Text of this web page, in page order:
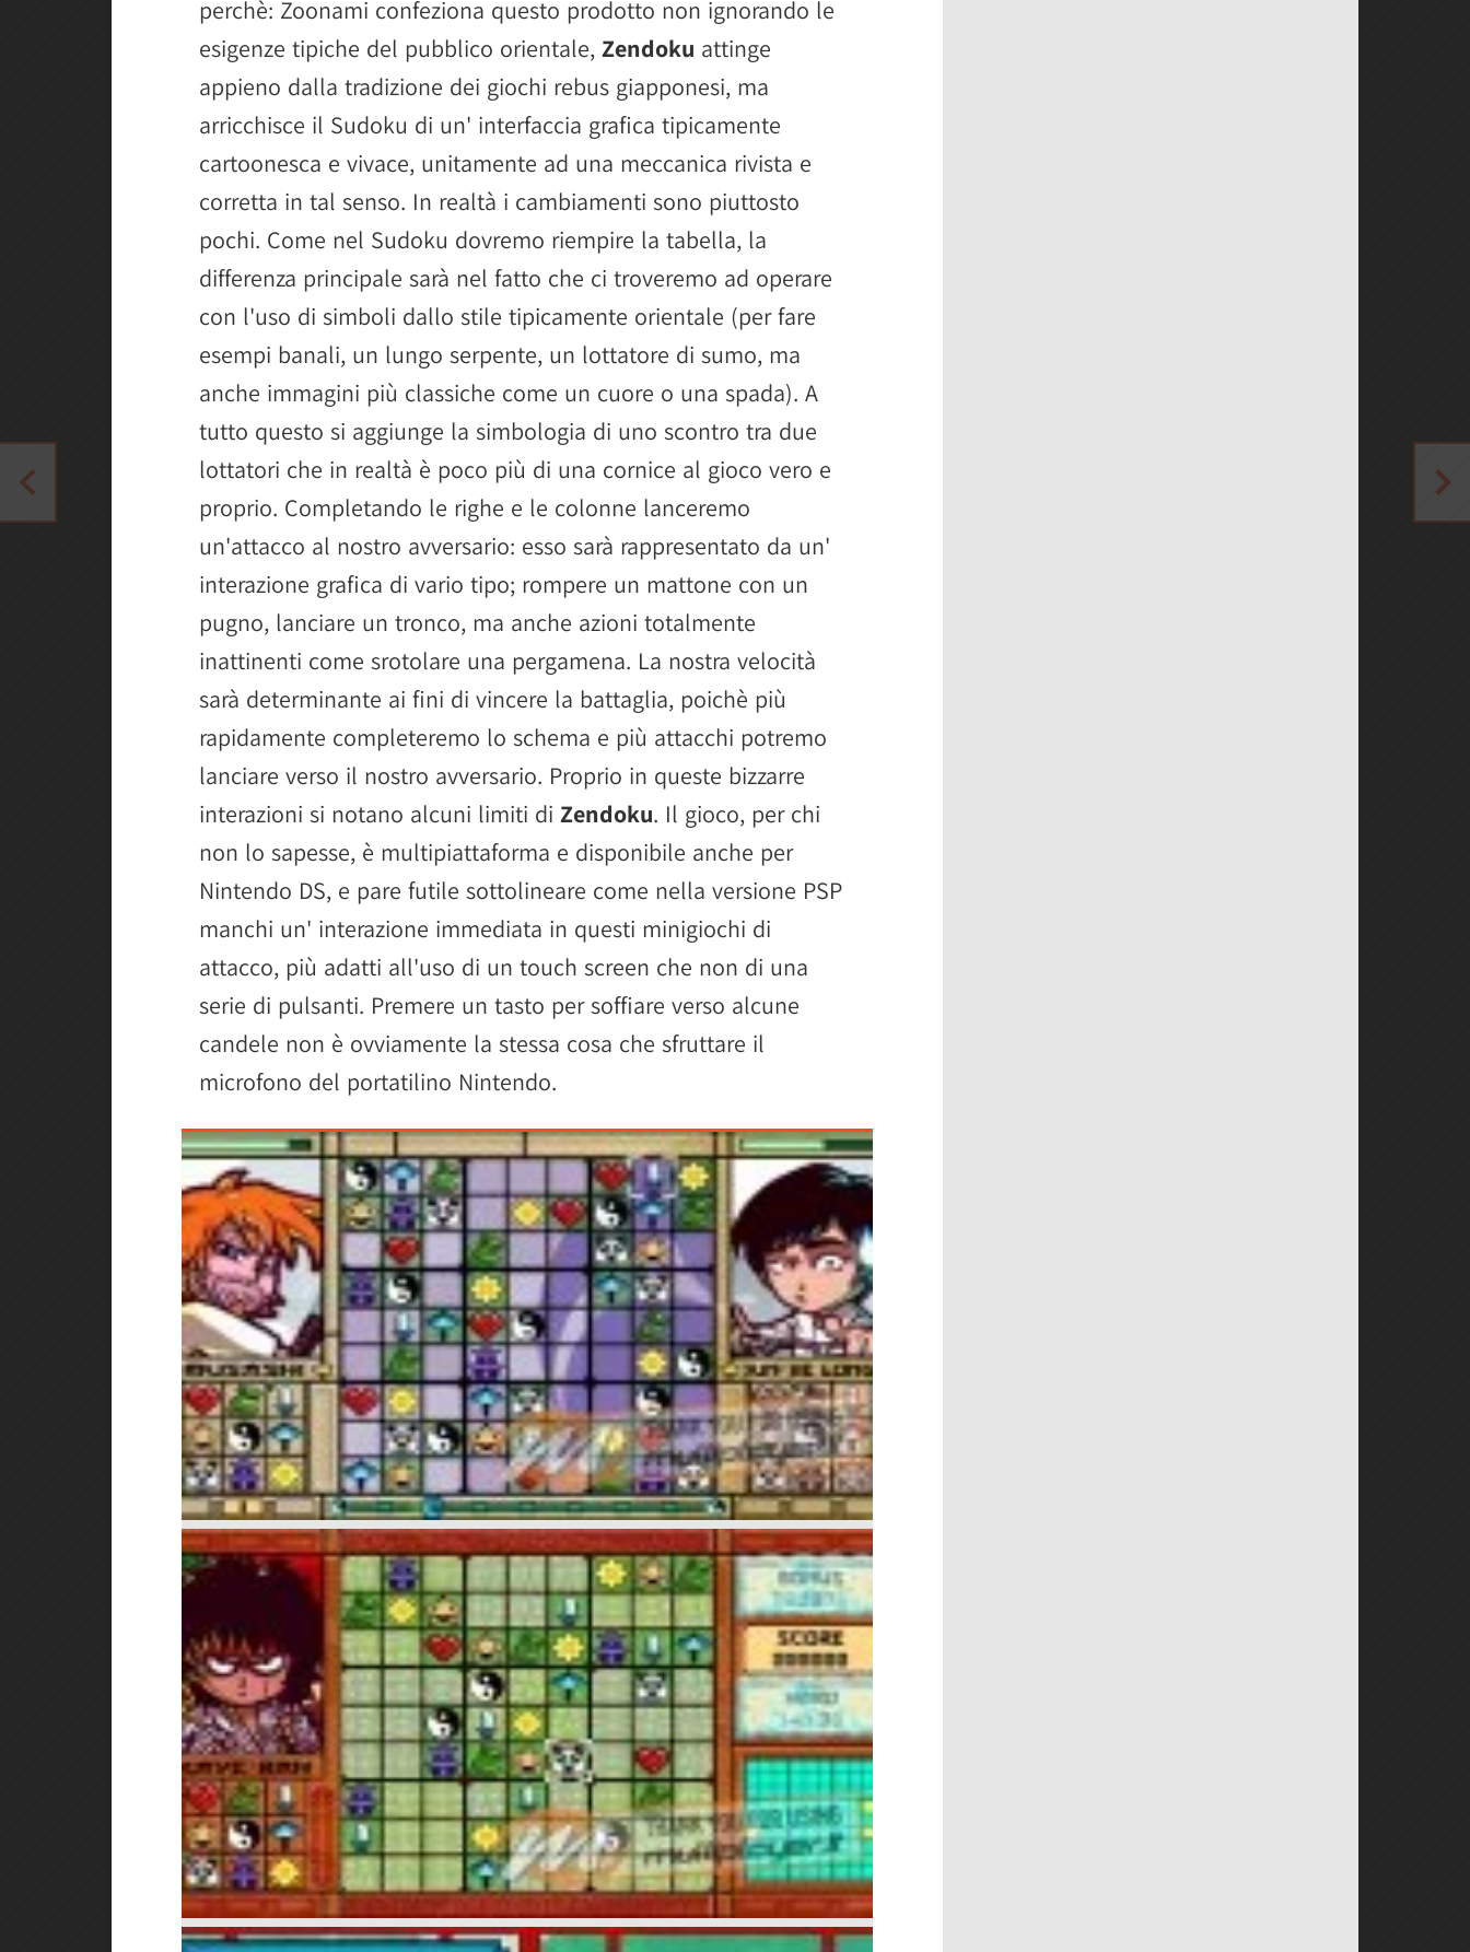
perchè: Zoonami confeziona questo prodotto non ignorando le
esigenze tipiche del pubblico orientale, Zendoku attinge
appieno dalla tradizione dei giochi rebus giapponesi, ma
arricchisce il Sudoku di un' interfaccia grafica tipicamente
cartoonesca e vivace, unitamente ad una meccanica rivista e
corretta in tal senso. In realtà i cambiamenti sono piuttosto
pochi. Come nel Sudoku dovremo riempire la tabella, la
differenza principale sarà nel fatto che ci troveremo ad operare
con l'uso di simboli dallo stile tipicamente orientale (per fare
esempi banali, un lungo serpente, un lottatore di sumo, ma
anche immagini più classiche come un cuore o una spada). A
tutto questo si aggiunge la simbologia di uno scontro tra due
lottatori che in realtà è poco più di una cornice al gioco vero e
proprio. Completando le righe e le colonne lanceremo
un'attacco al nostro avversario: esso sarà rappresentato da un'
interazione grafica di vario tipo; rompere un mattone con un
pugno, lanciare un tronco, ma anche azioni totalmente
inattinenti come srotolare una pergamena. La nostra velocità
sarà determinante ai fini di vincere la battaglia, poichè più
rapidamente completeremo lo schema e più attacchi potremo
lanciare verso il nostro avversario. Proprio in queste bizzarre
interazioni si notano alcuni limiti di Zendoku. Il gioco, per chi
non lo sapesse, è multipiattaforma e disponibile anche per
Nintendo DS, e pare futile sottolineare come nella versione PSP
manchi un' interazione immediata in questi minigiochi di
attacco, più adatti all'uso di un touch screen che non di una
serie di pulsanti. Premere un tasto per soffiare verso alcune
candele non è ovviamente la stessa cosa che sfruttare il
microfono del portatilino Nintendo.